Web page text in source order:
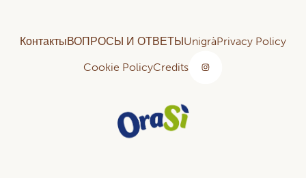
КонтактыВОПРОСЫ И ОТВЕТЫUnigràPrivacy Policy
Cookie PolicyCredits